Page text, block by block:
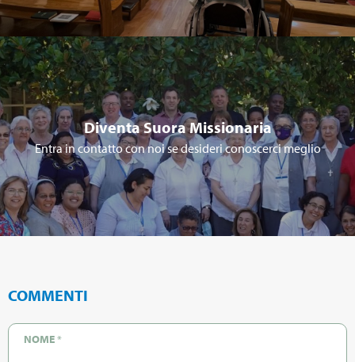
Diventa Suora Missionaria
Entra in contatto con noi se desideri conoscerci meglio
COMMENTI
NOME*